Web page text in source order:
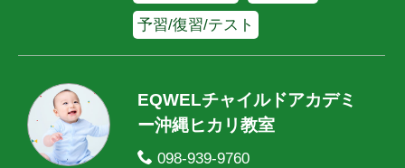
予習/復習/テスト
EQWELチャイルドアカデミ
ー沖縄ヒカリ教室
098-939-9760